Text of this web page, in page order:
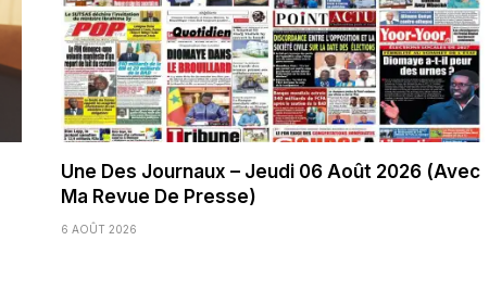
Une Des Journaux – Jeudi 06 Août 2026 (Avec
Ma Revue De Presse)
6 AOÛT 2026